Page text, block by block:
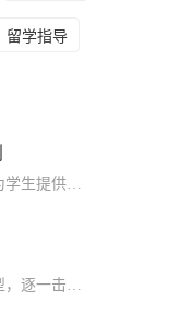
留学指导
基于美国特有的转学体制，为学生提供包括学术、领导力、职业等在内的长时段服务，让学生既获得名校录取，又有读完名校的实力
为学生量身搭建五维立体模型，逐一击破痛点，致力于提高美国TOP30本科录取成功率